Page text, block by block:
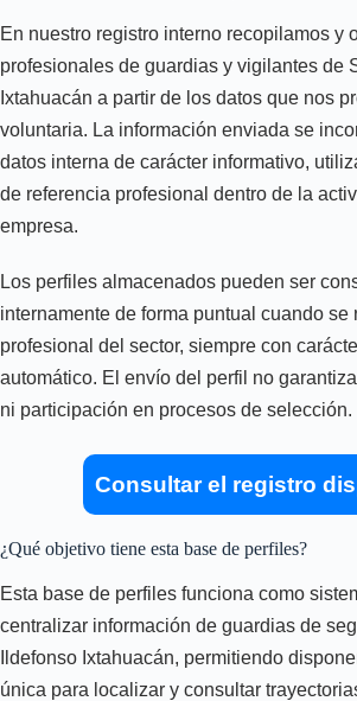
En nuestro registro interno recopilamos y
profesionales de guardias y vigilantes de
Ixtahuacán a partir de los datos que nos
voluntaria. La información enviada se
datos interna de carácter informativo,
de referencia profesional dentro de la
empresa.
Los perfiles almacenados pueden ser
internamente de forma puntual cuando se
profesional del sector, siempre con
automático. El envío del perfil no
ni participación en procesos de selección.
Consultar el registro
¿Qué objetivo tiene esta base de perfiles?
Esta base de perfiles funciona como
centralizar información de guardias de
Ildefonso Ixtahuacán, permitiendo
única para localizar y consultar